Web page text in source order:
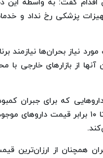
پزشکی رخ نداد و
نیاز بحران‌ها نیازمند
از بازارهای خارجی
که برای جبران
حتی از کشورهای شرقی و غیرغربی، بین پنج
همچنان از ارزان‌ترین